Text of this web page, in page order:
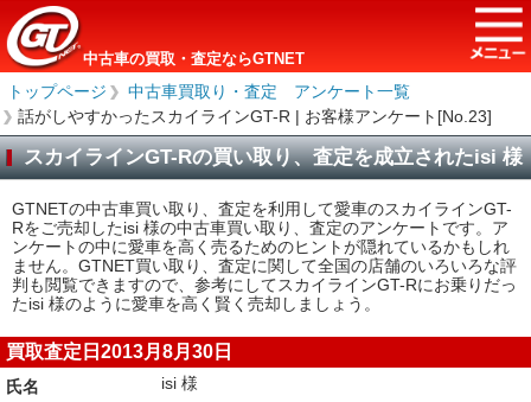
中古車の買取・査定ならGTNET
トップページ ＞
中古車買取り・査定 アンケート一覧
＞
話がしやすかったスカイラインGT-R | お客様アンケート[No.23]
スカイラインGT-Rの買い取り、査定を成立されたisi 様
GTNETの中古車買い取り、査定を利用して愛車のスカイラインGT-
Rをご売却したisi 様の中古車買い取り、査定のアンケートです。ア
ンケートの中に愛車を高く売るためのヒントが隠れているかもしれ
ません。GTNET買い取り、査定に関して全国の店舗のいろいろな評
判も閲覧できますので、参考にしてスカイラインGT-Rにお乗りだっ
たisi 様のように愛車を高く賢く売却しましょう。
買取査定日2013月8月30日
氏名
isi 様